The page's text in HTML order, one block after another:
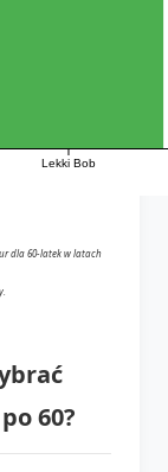
Lekki Bob
dla 60-latek w latach
60?